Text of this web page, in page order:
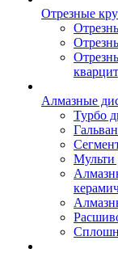
Отрезные
Алмазные
Турбо
Мульти